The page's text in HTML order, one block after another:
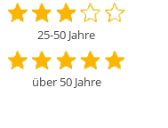
25-50 Jahre
über 50 Jahre